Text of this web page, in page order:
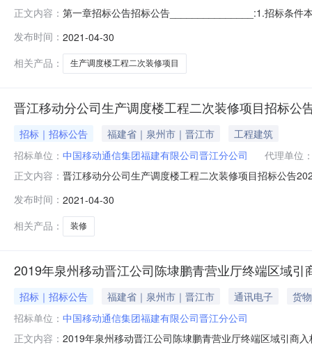
正文内容： 第一章招标公告招标公告_______________:1.招标条件
限公司。本项目已具备招标条件，现对该项目的施工进
881.
发布时间： 2021-04-30
相关产品：
生产调度楼工程二次装修项目
晋江移动分公司生产调度楼工程二次装修项目招标公
招标｜招标公告 福建省｜泉州市｜晋江市
工程建筑
招标单位： 中国移动通信集团福建有限公司晋江分公司
代理单位
正文内容： 晋江移动分公司生产调度楼工程二次装修项目招标公告
模：工程造价881.2023万元，单...本招标项目仅供正式
的招标公告
发布时间： 2021-04-30
相关产品：
装修
2019年泉州移动晋江公司陈埭鹏青营业厅终端区域引
招标｜招标公告 福建省｜泉州市｜晋江市 通讯电子
货物
招标单位： 中国移动通信集团福建有限公司晋江分公司
正文内容： 2019年泉州移动晋江公司陈埭鹏青营业厅终端区域引商